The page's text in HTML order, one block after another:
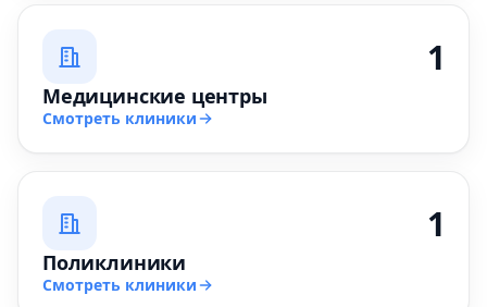
1
Медицинские центры
Смотреть клиники
1
Поликлиники
Смотреть клиники